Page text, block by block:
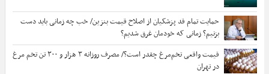
حمایت تمام قد پزشکیان از اصلاح قیمت بنزین/ خب چه زمانی باید دست
بزنیم؟ زمانی که خودمان غرق شدیم؟
قیمت واقعی تخم‌مرغ چقدر است؟/ مصرف روزانه ۳ هزار و ۳۰۰ تن تخم مرغ
در تهران